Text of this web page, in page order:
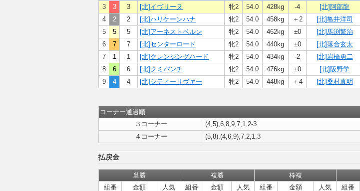
3
3 3 [北]イヴリーヌ 牝2 54.0 428kg -4 [北]阿部龍
4
2 2 [北]ハリケーンハナ 牝2 54.0 458kg ＋2 [北]亀井洋司
5
5 5 [北]アーネストベルン 牝2 54.0 462kg ±0 [北]馬渕繁治
6
7 7 [北]センターロード 牝2 54.0 440kg ±0 [北]落合玄太
7
1 1 [北]クレンジングハード 牝2 54.0 434kg -2 [北]岩橋勇二
8
6 6 [北]クミパンチ 牝2 54.0 476kg ±0 [北]阪野学
9
4 4 [北]シティーリヴァー 牝2 54.0 448kg ＋4 [北]桑村真明
コーナー通過順
３コーナー
(4,5),6,8,9,7,1,2-3
４コーナー
(5,8),(4,6,9),7,2,1,3
払戻金
単勝 複勝 枠複
組番
金額 人気 組番 金額 人気 組番 金額 人気 組番